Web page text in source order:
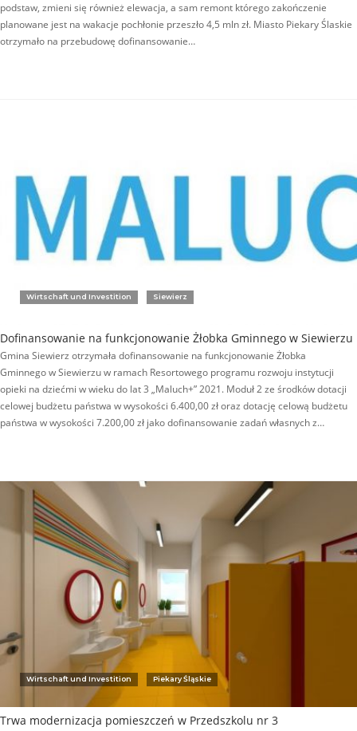
podstaw, zmieni się również elewacja, a sam remont którego zakończenie
planowane jest na wakacje pochłonie przeszło 4,5 mln zł. Miasto Piekary Ślaskie
otrzymało na przebudowę dofinansowanie…
Wirtschaft und Investition Siewierz
Dofinansowanie na funkcjonowanie Żłobka Gminnego w Siewierzu
Gmina Siewierz otrzymała dofinansowanie na funkcjonowanie Żłobka
Gminnego w Siewierzu w ramach Resortowego programu rozwoju instytucji
opieki na dziećmi w wieku do lat 3 „Maluch+” 2021. Moduł 2 ze środków dotacji
celowej budżetu państwa w wysokości 6.400,00 zł oraz dotację celową budżetu
państwa w wysokości 7.200,00 zł jako dofinansowanie zadań własnych z…
Wirtschaft und Investition Piekary Śląskie
Trwa modernizacja pomieszczeń w Przedszkolu nr 3